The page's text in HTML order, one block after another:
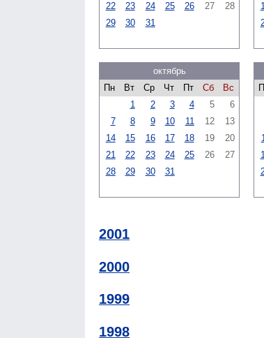
22
23 24 25 26 27
28
29
30 31
октябрь
Пн
Вт Ср Чт Пт Сб
Вс
1
2 3 4 5
6
7
8 9 10 11 12
13
14
15 16 17 18 19
20
21
22 23 24 25 26
27
28
29 30 31
2001
2000
1999
1998